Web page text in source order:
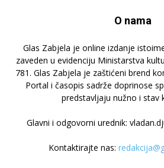
O nama
Glas Zabjela je online izdanje
zaveden u evidenciju Ministarstva
781. Glas Zabjela je zaštićeni brend
Portal i časopis sadrže doprinose
predstavljaju nužno i stav
Glavni i odgovorni urednik:
Kontaktirajte nas: